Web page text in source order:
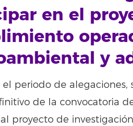
en el
y
el periodo de
de la convocatoria
proyecto de